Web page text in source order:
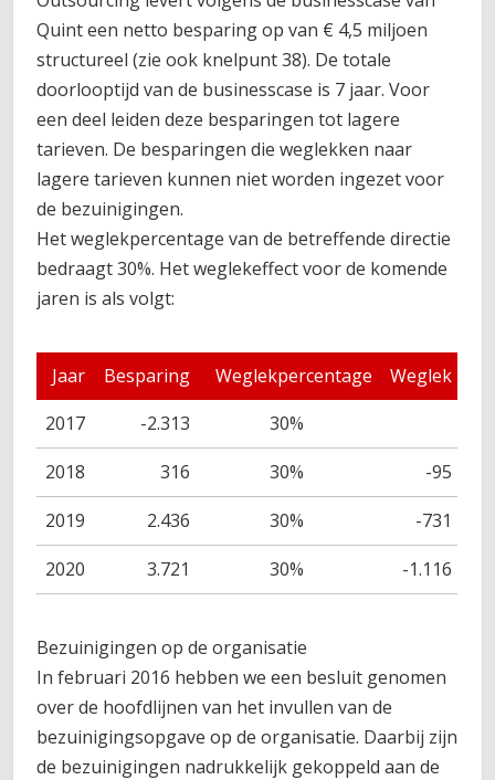
Quint een netto besparing op van € 4,5 miljoen
structureel (zie ook knelpunt 38). De totale
doorlooptijd van de businesscase is 7 jaar. Voor
een deel leiden deze besparingen tot lagere
tarieven. De besparingen die weglekken naar
lagere tarieven kunnen niet worden ingezet voor
de bezuinigingen.
Het weglekpercentage van de betreffende directie
bedraagt 30%. Het weglekeffect voor de komende
jaren is als volgt:
Jaar Besparing Weglekpercentage
Weglek
2017
-2.313
30%
2018
316 30%
-95
2019
2.436 30%
-731
2020
3.721 30% -1.116
Bezuinigingen op de organisatie
In februari 2016 hebben we een besluit genomen
over de hoofdlijnen van het invullen van de
bezuinigingsopgave op de organisatie. Daarbij zijn
de bezuinigingen nadrukkelijk gekoppeld aan de